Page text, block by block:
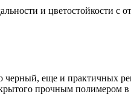
и цветостойкости с
еще и практичных
прочным полимером в